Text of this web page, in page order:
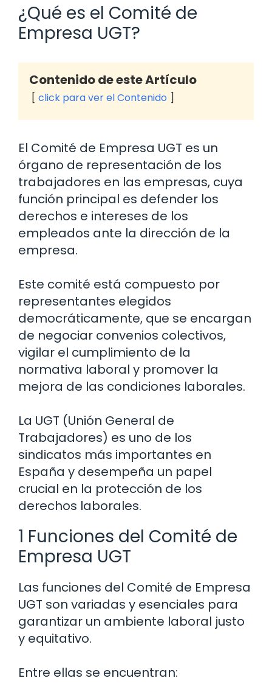
¿Qué es el Comité de
Empresa UGT?
Contenido de este Artículo
click para ver el Contenido
El Comité de Empresa UGT es un
órgano de representación de los
trabajadores en las empresas, cuya
función principal es defender los
derechos e intereses de los
empleados ante la dirección de la
empresa.
Este comité está compuesto por
representantes elegidos
democráticamente, que se encargan
de negociar convenios colectivos,
vigilar el cumplimiento de la
normativa laboral y promover la
mejora de las condiciones laborales.
La UGT (Unión General de
Trabajadores) es uno de los
sindicatos más importantes en
España y desempeña un papel
crucial en la protección de los
derechos laborales.
1 Funciones del Comité de
Empresa UGT
Las funciones del Comité de Empresa
UGT son variadas y esenciales para
garantizar un ambiente laboral justo
y equitativo.
Entre ellas se encuentran: